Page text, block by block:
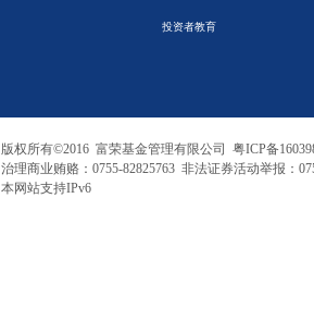
投资者教育
版权所有©2016 富荣基金管理有限公司 粤ICP备
治理商业贿赂：0755-82825763 非法证券活动举报：
本网站支持IPv6